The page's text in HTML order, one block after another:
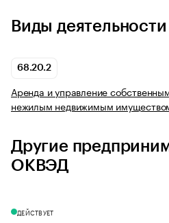
Виды деятельности
68.20.2
Аренда и управление
нежилым недвижимым
Другие
ОКВЭД
ДЕЙСТВУЕТ